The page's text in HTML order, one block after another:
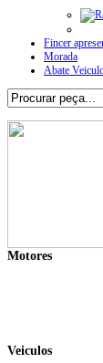
Fincer
Morada
Abate
Motores
Veiculos